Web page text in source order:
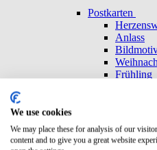
Postkarten
Anlass
Frühling
We use cookies
We may place these for analysis of our
content and to give you a great website